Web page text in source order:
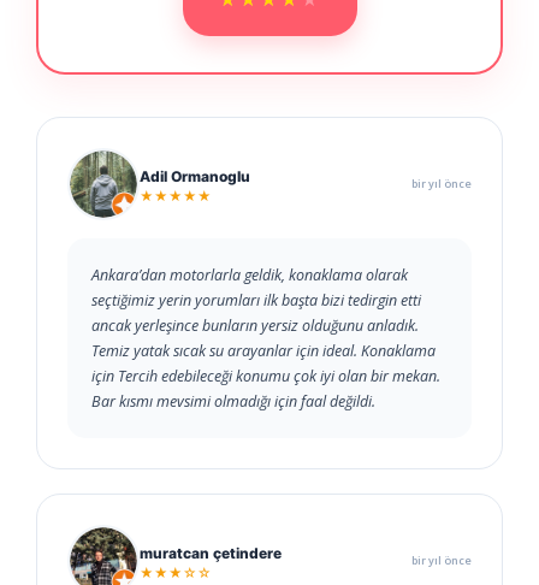
Adil Ormanoglu
★★★★★
bir yıl önce
Ankara’dan motorlarla geldik, konaklama olarak
seçtiğimiz yerin yorumları ilk başta bizi tedirgin etti
ancak yerleşince bunların yersiz olduğunu anladık.
Temiz yatak sıcak su arayanlar için ideal. Konaklama
için Tercih edebileceği konumu çok iyi olan bir mekan.
Bar kısmı mevsimi olmadığı için faal değildi.
muratcan çetindere
★★★☆☆
bir yıl önce